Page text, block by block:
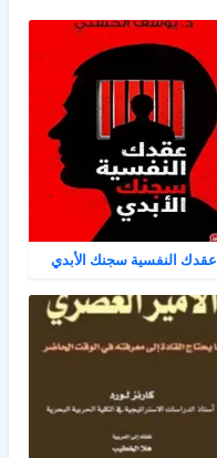
عقدك النفسية سجنك الأبدي